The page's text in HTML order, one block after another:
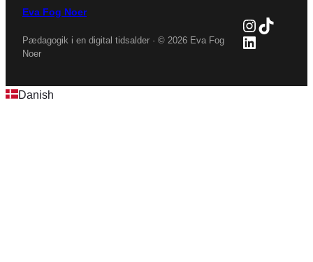
Eva Fog Noer
Pædagogik i en digital tidsalder · © 2026 Eva Fog
Noer
TikTok
LinkedIn
Danish